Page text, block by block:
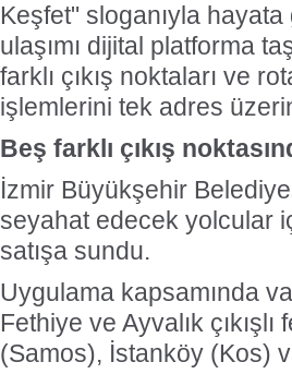
Keşfet" sloganıyla
ulaşımı dijital platforma
farklı çıkış noktaları ve
işlemlerini tek adres
Beş farklı çıkış
İzmir Büyükşehir
seyahat edecek yolcular
satışa sundu.
Uygulama kapsamında
Fethiye ve Ayvalık
(Samos), İstanköy (Kos)